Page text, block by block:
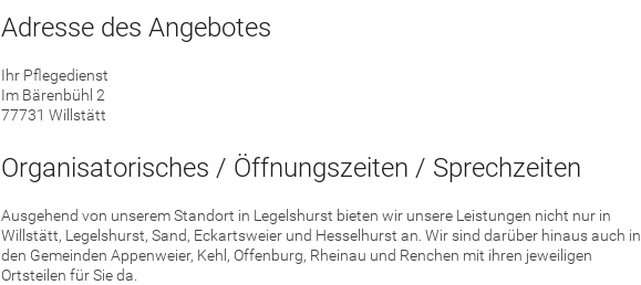
Adresse des Angebotes
Ihr Pflegedienst
Im Bärenbühl 2
77731 Willstätt
Organisatorisches / Öffnungszeiten / Sprechzeiten
Ausgehend von unserem Standort in Legelshurst bieten wir unsere Leistungen nicht nur in
Willstätt, Legelshurst, Sand, Eckartsweier und Hesselhurst an. Wir sind darüber hinaus auch in
den Gemeinden Appenweier, Kehl, Offenburg, Rheinau und Renchen mit ihren jeweiligen
Ortsteilen für Sie da.